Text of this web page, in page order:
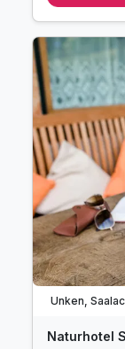
inkl.
inkl.
Unken,
Naturhotel